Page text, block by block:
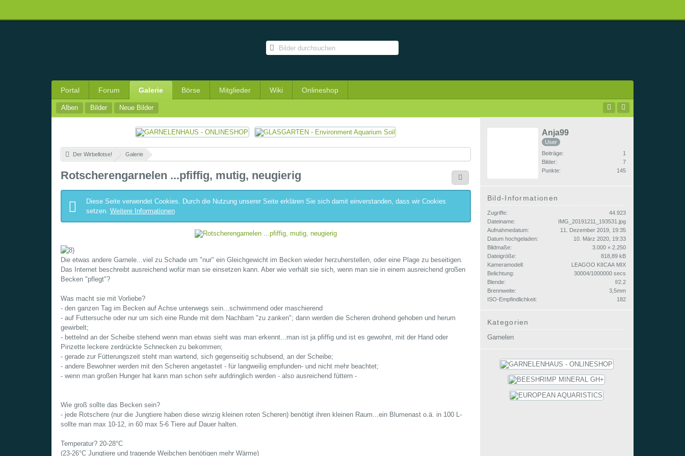
Portal Forum Galerie Börse Mitglieder Wiki Onlineshop
Alben Bilder Neue Bilder
Der Wirbellotse! Galerie»
Rotscherengarnelen ...pfiffig, mutig, neugierig
Diese Seite verwendet Cookies. Durch die Nutzung unserer Seite erklären Sie sich damit einverstanden, dass wir Cookies
setzen. Weitere Informationen
Die etwas andere Garnele...viel zu Schade um "nur" ein Gleichgewicht im Becken wieder herzuherstellen, oder eine Plage zu beseitigen.
Das Internet beschreibt ausreichend wofür man sie einsetzen kann. Aber wie verhält sie sich, wenn man sie in einem ausreichend großen
Becken "pflegt"?
Was macht sie mit Vorliebe?
- den ganzen Tag im Becken auf Achse unterwegs sein...schwimmend oder maschierend
- auf Futtersuche oder nur um sich eine Runde mit dem Nachbarn "zu zanken"; dann werden die Scheren drohend gehoben und herum
gewirbelt;
- bettelnd an der Scheibe stehend wenn man etwas sieht was man erkennt...man ist ja pfiffig und ist es gewohnt, mit der Hand oder
Pinzette leckere zerdrückte Schnecken zu bekommen;
- gerade zur Fütterungszeit steht man wartend, sich gegenseitig schubsend, an der Scheibe;
- andere Bewohner werden mit den Scheren angetastet - für langweilig empfunden- und nicht mehr beachtet;
- wenn man großen Hunger hat kann man schon sehr aufdringlich werden - also ausreichend füttern -
Wie groß sollte das Becken sein?
- jede Rotschere (nur die Jungtiere haben diese winzig kleinen roten Scheren) benötigt ihren kleinen Raum...ein Blumenast o.ä. in 100 L-
sollte man max 10-12, in 60 max 5-6 Tiere auf Dauer halten.
Temperatur? 20-28°C
(23-26°C Jungtiere und tragende Weibchen benötigen mehr Wärme)
Anja99
User
Beiträge
1
Bilder
7
Punkte
145
Bild-Informationen
Zugriffe
44.923
Dateiname
IMG_20191211_193531.jpg
Aufnahmedatum
11. Dezember 2019, 19:35
Datum hochgeladen
10. März 2020, 19:33
Bildmaße
3.000 × 2.250
Dateigröße
818,89 kB
Kameramodell
LEAGOO KIICAA MIX
Belichtung
30004/1000000 secs
Blende
f/2.2
Brennweite
3,5mm
ISO-Empfindlichkeit
182
Kategorien
Garnelen